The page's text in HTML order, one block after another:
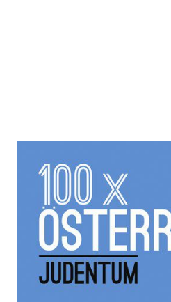
100 x Österreich
Zur Wunschliste hinzufügen
Judentum
Danielle Spera